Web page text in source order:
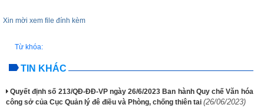
Xin mời xem file đính kèm
Từ khóa:
TIN KHÁC
Quyết định số 213/QĐ-ĐĐ-VP ngày 26/6/2023 Ban hành Quy chế Văn hóa
công sở của Cục Quản lý đê điều và Phòng, chống thiên tai (26/06/2023)